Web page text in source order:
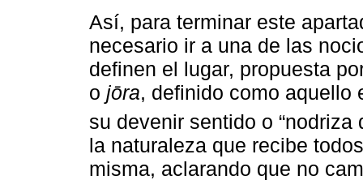
Así, para terminar este
necesario ir a una de las
definen el lugar, propuesta
o jōra, definido como aquello
su devenir sentido o “nodriza
la naturaleza que recibe
misma, aclarando que no